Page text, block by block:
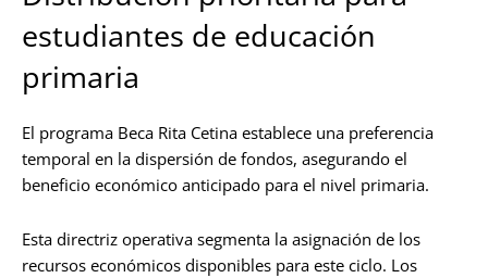
estudiantes de educación
primaria
El programa Beca Rita Cetina establece una preferencia
temporal en la dispersión de fondos, asegurando el
beneficio económico anticipado para el nivel primaria.
Esta directriz operativa segmenta la asignación de los
recursos económicos disponibles para este ciclo. Los